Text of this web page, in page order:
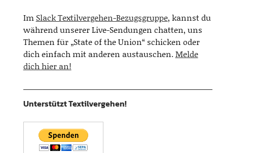
Im Slack Textilvergehen-Bezugsgruppe, kannst du
während unserer Live-Sendungen chatten, uns
Themen für „State of the Union“ schicken oder
dich einfach mit anderen austauschen.Melde
dich hier an!
Unterstützt Textilvergehen!